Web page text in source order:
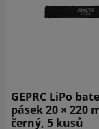
GEPRC LiPo
pásek 20 × 220
černý, 5 kusů